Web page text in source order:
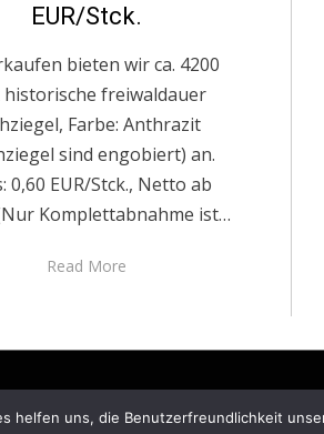
EUR/Stck.
bieten wir ca. 4200
historische freiwaldauer
Farbe: Anthrazit
sind engobiert) an.
0,60 EUR/Stck., Netto ab
Komplettabnahme ist…
Read More
2026 –ziegelmanufaktur.eu
uns, die Benutzerfreundlichkeit